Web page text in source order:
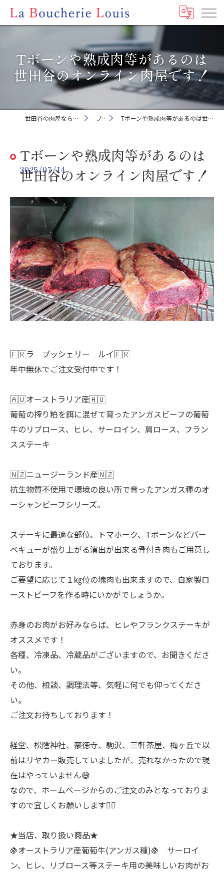
Tボーンや熟成肉等があるのは
世田谷のオンライン肉屋です！
世田谷の肉屋ならLa Boucherie Louis ブログ Tボーンや熟成肉等があるのは世田谷のオンライン肉屋です！
Tボーンや熟成肉等があるのは
世田谷のオンライン肉屋です！
2025/07/14
🇫🇷ラ ブッシェリー ルイ🇫🇷
年中無休でご注文受付中です！
🇦🇺オーストラリア産🇦🇺
葡萄の搾り粕を餌に混ぜて育ったアンガスビーフの葡萄
牛のリブロース、ヒレ、サーロイン、肩ロース、フラン
スステーキ
🇳🇿ニュージーランド産🇳🇿
抗生物質不使用で環境の良い所で育ったアンガス種のオ
ーシャンビーフシリーズ。
ステーキに最適な部位、トマホーク、Tボーンなどバー
ベキューが盛り上がる演出が出来る骨付き肉もご用意し
ております。
ご要望に応じて１㎏位の塊肉も出来ますので、自家製ロ
ーストビーフを作る時にいかがでしょうか。
赤身のお肉がお好みならば、ヒレやフランクステーキが
オススメです！
各種、冷凍品、冷蔵品がございますので、お聞きくださ
い。
その他、相談、調理法等、気軽に何でも仰ってくださ
い。
ご注文お待ちしております！
経堂、松陰神社、豪徳寺、駒沢、三軒茶屋、梅ヶ丘で以
前はリヤカー販売していましたが、売れなかったので現
在はやっていません😅
なので、ホームページからのご注文のみとなっておりま
すので宜しくお願いします🙇‍♂
★当店、取り扱い商品★
🍇オーストラリア産葡萄牛(アンガス種)🍇 サーロイ
ン、ヒレ、リブロース等ステーキ用の美味しいお肉がお